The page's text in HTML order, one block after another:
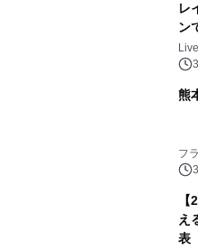
レ
ン
熊
フ
え
表